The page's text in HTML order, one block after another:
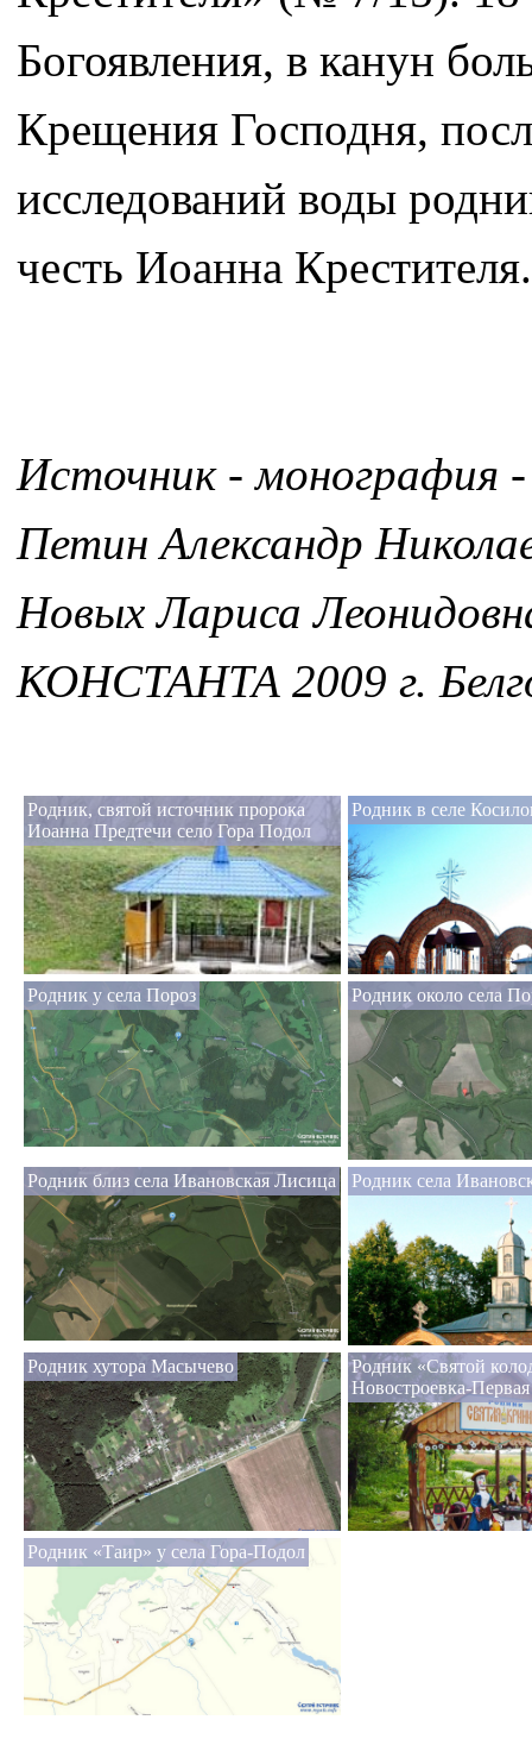
Богоявления, в канун
Крещения Господня,
исследований воды
честь Иоанна Крестителя.
Источник - монография -
Петин Александр
Новых Лариса
КОНСТАНТА 2009 г.
Родник, святой источник пророка
Иоанна Предтечи село Гора Подол
Родник в селе
Родник у села Пороз Родник около села
Родник близ села Ивановская Лисица Родник села
Родник хутора Масычево
Родник «Святой
Новостроевка-Первая
Родник «Таир» у села Гора-Подол